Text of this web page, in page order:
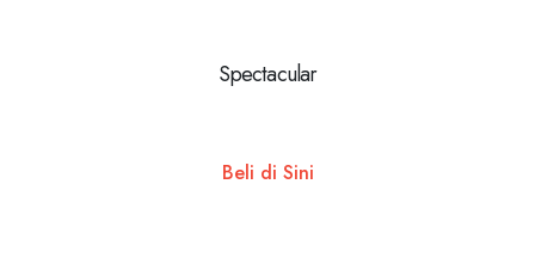
Spectacular
Beli di Sini